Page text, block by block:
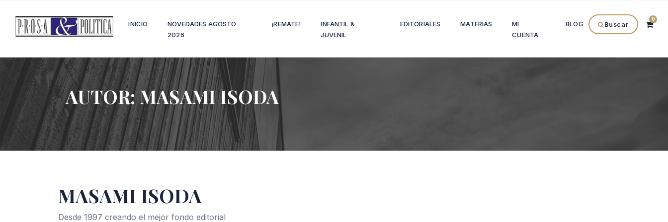
INICIO
NOVEDADES AGOSTO
2026
¡REMATE!
INFANTIL &
JUVENIL
EDITORIALES MATERIAS
MI
CUENTA
BLOG Buscar
0
AUTOR:MASAMI ISODA
MASAMI ISODA
Desde 1997 creando el mejor fondo editorial